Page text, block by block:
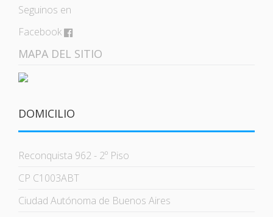
Seguinos en
Facebook
MAPA DEL SITIO
DOMICILIO
Reconquista 962 - 2º Piso
CP C1003ABT
Ciudad Autónoma de Buenos Aires